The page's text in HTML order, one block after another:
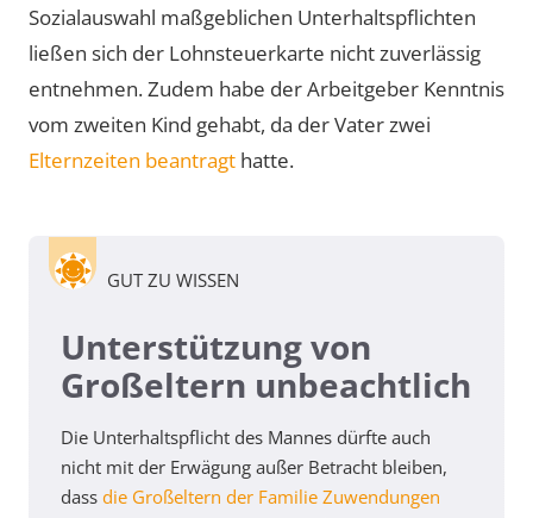
Sozialauswahl maßgeblichen Unterhaltspflichten
ließen sich der Lohnsteuerkarte nicht zuverlässig
entnehmen. Zudem habe der Arbeitgeber Kenntnis
vom zweiten Kind gehabt, da der Vater zwei
Elternzeiten beantragt hatte.
GUT ZU WISSEN
Unterstützung von
Großeltern unbeachtlich
Die Unterhaltspflicht des Mannes dürfte auch
nicht mit der Erwägung außer Betracht bleiben,
dass die Großeltern der Familie Zuwendungen